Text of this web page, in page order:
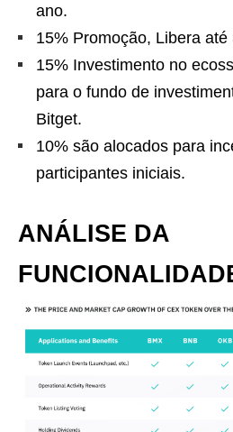
ano.
15% Promoção, Libera até
15% Investimento no
para o fundo de
Bitget.
10% são alocados para
participantes iniciais.
ANÁLISE DA